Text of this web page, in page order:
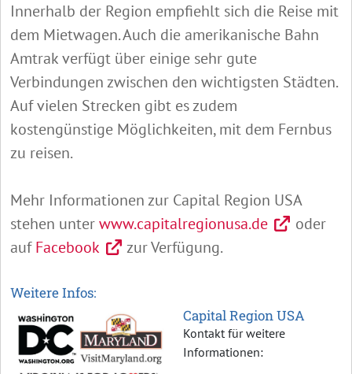
Innerhalb der Region empfiehlt sich die Reise mit
dem Mietwagen. Auch die amerikanische Bahn
Amtrak verfügt über einige sehr gute
Verbindungen zwischen den wichtigsten Städten.
Auf vielen Strecken gibt es zudem
kostengünstige Möglichkeiten, mit dem Fernbus
zu reisen.
Mehr Informationen zur Capital Region USA
stehen unterwww.capitalregionusa.de
oder
aufFacebook zur Verfügung.
Weitere Infos:
Capital Region USA
Kontakt für weitere
Informationen: